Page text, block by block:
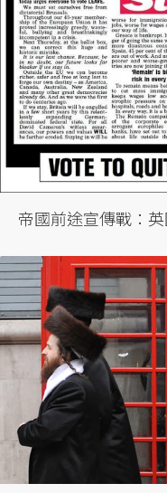
帝國前途宣傳戰：